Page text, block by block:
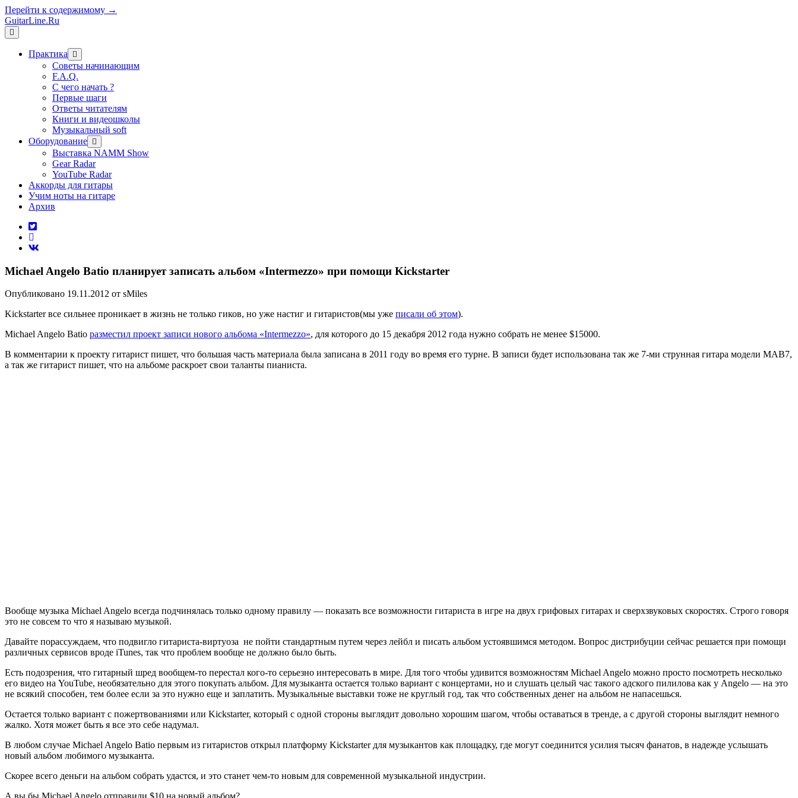
Перейти к содержимому →
GuitarLine.Ru
открыть
меню
Практика
открыть
меню
Советы начинающим
F.A.Q.
С чего начать ?
Первые шаги
Ответы читателям
Книги и видеошколы
Музыкальный soft
Оборудование открыть
меню
Выставка NAMM Show
Gear Radar
YouTube Radar
Аккорды для гитары
Учим ноты на гитаре
Архив
twitter
Michael Angelo Batio планирует записать альбом «Intermezzo» при помощи Kickstarter
Опубликовано 19.11.2012 от sMiles
Kickstarter все сильнее проникает в жизнь не только гиков, но уже настиг и гитаристов(мы уже писали об этом).
Michael Angelo Batio разместил проект записи нового альбома «Intermezzo», для которого до 15 декабря 2012 года нужно собрать не менее $15000.
В комментарии к проекту гитарист пишет, что большая часть материала была записана в 2011 году во время его турне. В записи будет использована так же 7-ми струнная гитара модели MAB7,
а так же гитарист пишет, что на альбоме раскроет свои таланты пианиста.
Вообще музыка Michael Angelo всегда подчинялась только одному правилу — показать все возможности гитариста в игре на двух грифовых гитарах и сверхзвуковых скоростях. Строго говоря
это не совсем то что я называю музыкой.
Давайте порассуждаем, что подвигло гитариста-виртуоза не пойти стандартным путем через лейбл и писать альбом устоявшимся методом. Вопрос дистрибуции сейчас решается при помощи
различных сервисов вроде iTunes, так что проблем вообще не должно было быть.
Есть подозрения, что гитарный шред вообщем-то перестал кого-то серьезно интересовать в мире. Для того чтобы удивится возможностям Michael Angelo можно просто посмотреть несколько
его видео на YouTube, необязательно для этого покупать альбом. Для музыканта остается только вариант с концертами, но и слушать целый час такого адского пилилова как у Angelo — на это
не всякий способен, тем более если за это нужно еще и заплатить. Музыкальные выставки тоже не круглый год, так что собственных денег на альбом не напасешься.
Остается только вариант с пожертвованиями или Kickstarter, который с одной стороны выглядит довольно хорошим шагом, чтобы оставаться в тренде, а с другой стороны выглядит немного
жалко. Хотя может быть я все это себе надумал.
В любом случае Michael Angelo Batio первым из гитаристов открыл платформу Kickstarter для музыкантов как площадку, где могут соединится усилия тысяч фанатов, в надежде услышать
новый альбом любимого музыканта.
Скорее всего деньги на альбом собрать удастся, и это станет чем-то новым для современной музыкальной индустрии.